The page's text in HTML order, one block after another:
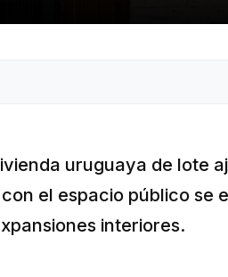
uruguaya de lote
el espacio público se
interiores.